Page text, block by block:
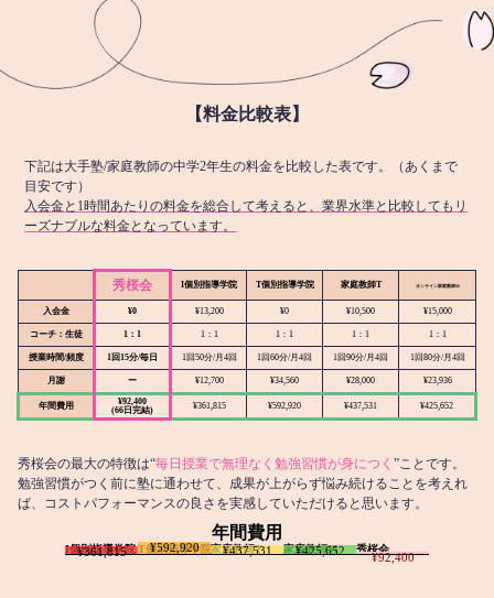
【料金比較表】
下記は大手塾/家庭教師の中学2年生の料金を比較した表です。（あくまで
目安です）
入会金と1時間あたりの料金を総合して考えると、業界水準と比較してもリ
ーズナブルな料金となっています。
秀桜会 I個別指導学院 T個別指導学院 家庭教師T オンライン家庭教師M
入会金 ¥0 ¥13,200 ¥0 ¥10,500 ¥15,000
コーチ：生徒 1：1 1：1 1：1 1：1 1：1
授業時間/頻度 1回15分/毎日 1回50分/月4回 1回60分/月4回 1回90分/月4回 1回80分/月4回
月謝 ー ¥12,700 ¥34,560 ¥28,000 ¥23,936
年間費用
¥92,400
(66日完結)
¥361,815 ¥592,920 ¥437,531 ¥425,652
秀桜会の最大の特徴は“毎日授業で無理なく勉強習慣が身につく ”ことです。
勉強習慣がつく前に塾に通わせて、成果が上がらず悩み続けることを考えれ
ば、コストパフォーマンスの良さを実感していただけると思います。
年間費用
I個別指導学院
¥361,815 T個別指導学院
¥592,920 家庭教師T
¥437,531 家庭教師M
¥425,652 秀桜会
¥92,400